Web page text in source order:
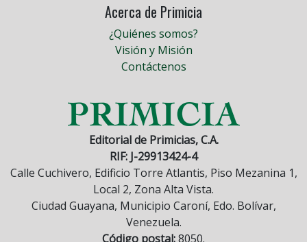
Acerca de Primicia
¿Quiénes somos?
Visión y Misión
Contáctenos
Editorial de Primicias, C.A.
RIF: J-29913424-4
Calle Cuchivero, Edificio Torre Atlantis, Piso Mezanina 1,
Local 2, Zona Alta Vista.
Ciudad Guayana, Municipio Caroní, Edo. Bolívar,
Venezuela.
Código postal:8050.